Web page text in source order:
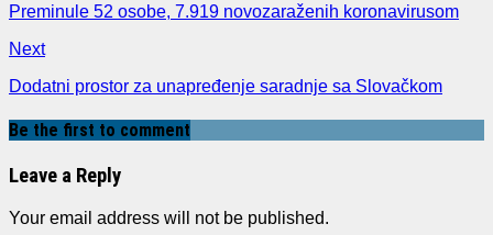
Preminule 52 osobe, 7.919 novozaraženih koronavirusom
Next
Dodatni prostor za unapređenje saradnje sa Slovačkom
Be the first to comment
Leave a Reply
Your email address will not be published.